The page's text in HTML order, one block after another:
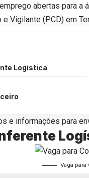
abertas para a
Vigilante (PCD) em
Logística
e informações para
Vaga